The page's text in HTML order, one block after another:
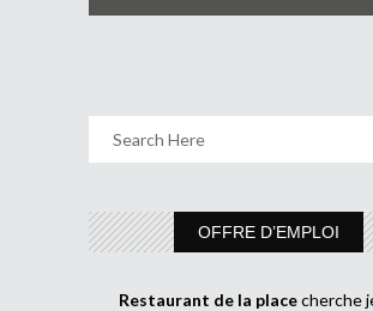
OFFRE D’EMPLOI
Restaurant de la placecherche